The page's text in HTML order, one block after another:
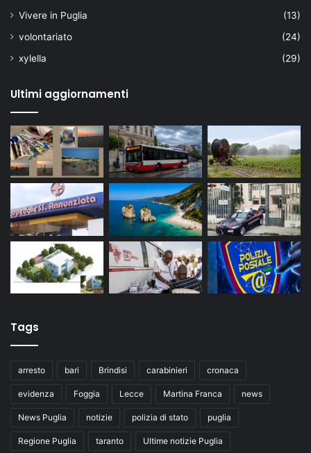
Vivere in Puglia
(13)
volontariato
(24)
xylella
(29)
Ultimi aggiornamenti
Tags
arresto bari Brindisi carabinieri cronaca
evidenza Foggia Lecce Martina Franca news
News Puglia notizie polizia di stato puglia
Regione Puglia taranto Ultime notizie Puglia